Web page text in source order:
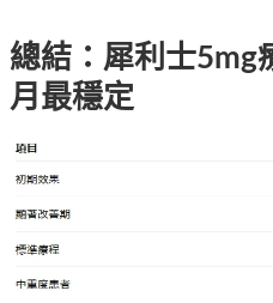
總結：犀利士5mg
月最穩定